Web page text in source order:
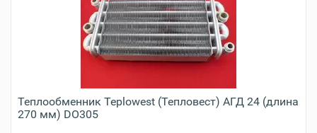
Теплообменник Teplowest​ (Тепловест) АГД 24 (длина
270 мм) DO305